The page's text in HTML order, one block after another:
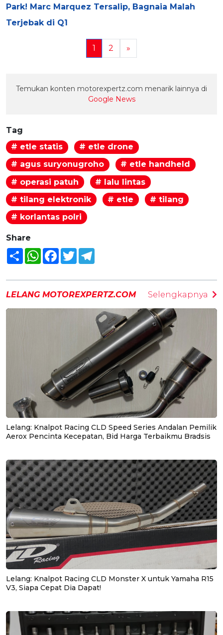
Park! Marc Marquez Tersalip, Bagnaia Malah
Terjebak di Q1
1 2 »
Temukan konten motorexpertz.com menarik lainnya di
Google News
Tag
# etle statis
# etle drone
# agus suryonugroho
# etle handheld
# operasi patuh
# lalu lintas
# tilang elektronik
# etle
# tilang
# korlantas polri
Share
Share WhatsAppFacebook
Twitter
LELANG MOTOREXPERTZ.COM Selengkapnya
Lelang: Knalpot Racing CLD Speed Series Andalan Pemilik
Aerox Pencinta Kecepatan, Bid Harga Terbaikmu Bradsis
Lelang: Knalpot Racing CLD Monster X untuk Yamaha R15
V3, Siapa Cepat Dia Dapat!